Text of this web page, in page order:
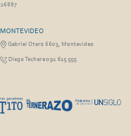
26887
MONTEVIDEO
Gabriel Otero 6603, Montevideo
Diego Techera 091 615 555